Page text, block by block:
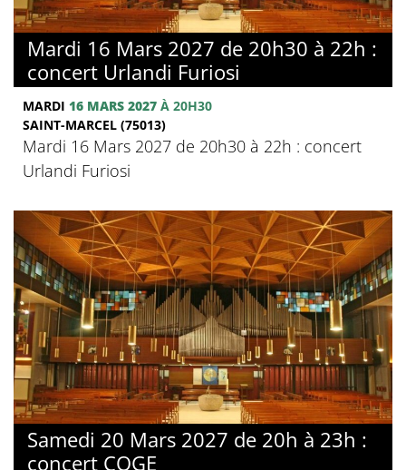
Mardi 16 Mars 2027 de 20h30 à 22h :
concert Urlandi Furiosi
MARDI 16 MARS 2027 À 20H30
SAINT-MARCEL (75013)
Mardi 16 Mars 2027 de 20h30 à 22h : concert
Urlandi Furiosi
Samedi 20 Mars 2027 de 20h à 23h :
concert COGE